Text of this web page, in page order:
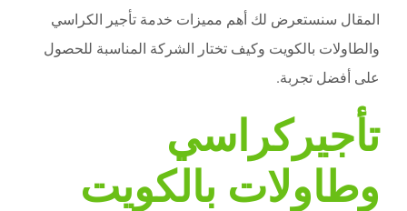
المقال سنستعرض لك أهم مميزات خدمة تأجير الكراسي
والطاولات بالكويت وكيف تختار الشركة المناسبة للحصول
على أفضل تجربة.
تأجيركراسي
وطاولات بالكويت